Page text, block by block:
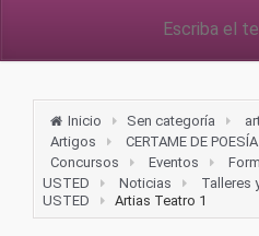
Inicio Sen categoría
Artigos
CERTAME DE
Concursos
Eventos
USTED
Noticias Talleres
USTED
Artias Teatro 1